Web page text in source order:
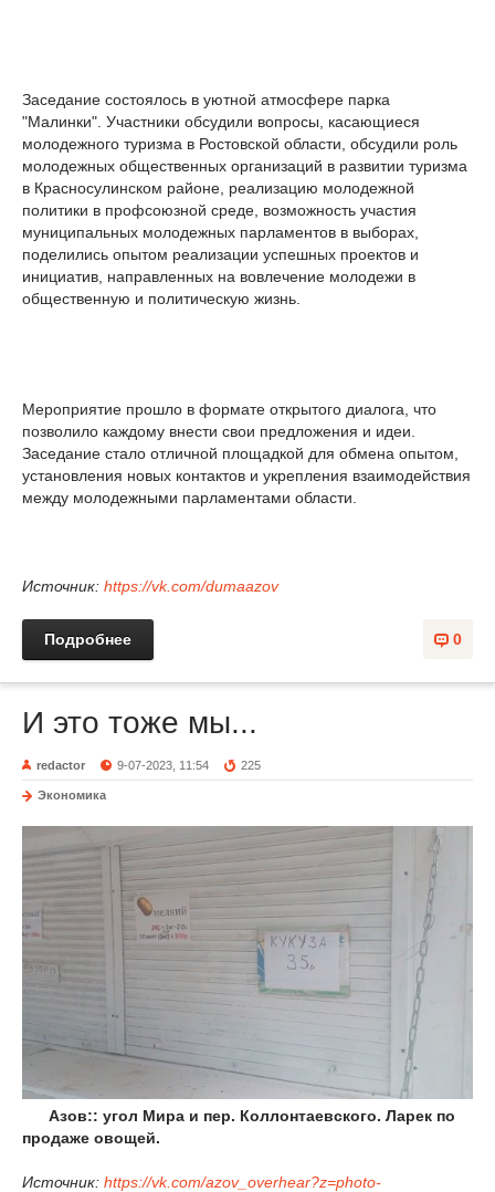
Заседание состоялось в уютной атмосфере парка
"Малинки". Участники обсудили вопросы, касающиеся
молодежного туризма в Ростовской области, обсудили роль
молодежных общественных организаций в развитии туризма
в Красносулинском районе, реализацию молодежной
политики в профсоюзной среде, возможность участия
муниципальных молодежных парламентов в выборах,
поделились опытом реализации успешных проектов и
инициатив, направленных на вовлечение молодежи в
общественную и политическую жизнь.
Мероприятие прошло в формате открытого диалога, что
позволило каждому внести свои предложения и идеи.
Заседание стало отличной площадкой для обмена опытом,
установления новых контактов и укрепления взаимодействия
между молодежными парламентами области.
Источник: https://vk.com/dumaazov
0
Подробнее
И это тоже мы...
redactor 9-07-2023, 11:54 225
Экономика
Азов:: угол Мира и пер. Коллонтаевского. Ларек по
продаже овощей.
Источник: https://vk.com/azov_overhear?z=photo-